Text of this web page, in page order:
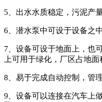
5、出水水质稳定，污泥产
6、潜水泵中可设于设备之
7、设备可设于地面上，也
上可用于绿化，厂区占地
8、易于完成自动控制，管
9、设备可以连接在汽车上